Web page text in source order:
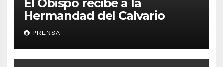
El Obispo recibe a la
Hermandad del Calvario
PRENSA